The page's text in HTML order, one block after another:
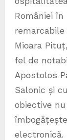
României
Mioara
fel de
Apostolos
Salonic și
obiective
electronică.